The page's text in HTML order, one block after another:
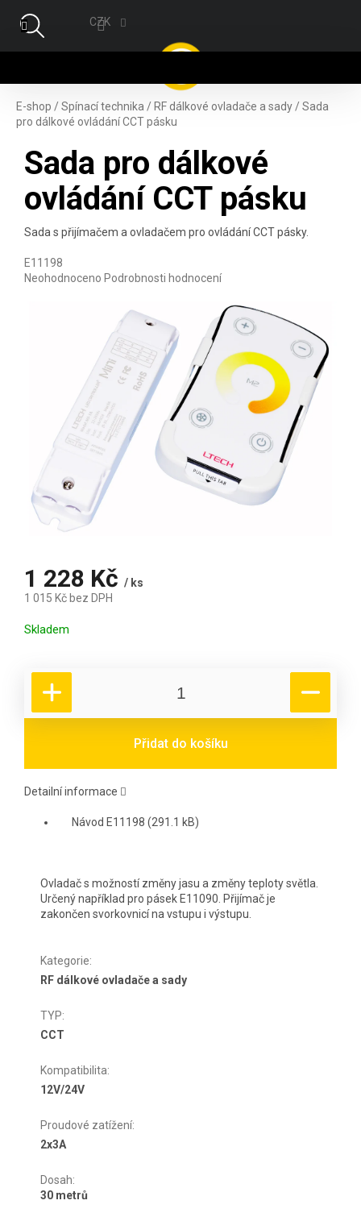
CZK
E-shop /Spínací technika / RF dálkové ovladače a sady /Sada
pro dálkové ovládání CCT pásku
Sada pro dálkové
ovládání CCT pásku
Sada s přijímačem a ovladačem pro ovládání CCT pásky.
E11198
Průměrné hodnocení produktu je 0,0 z 5 hvězdiček.
Neohodnoceno Podrobnosti hodnocení
1 228 Kč / ks
1 015 Kč bez DPH
Skladem
Přidat do košíku
Detailní informace
Návod E11198 (291.1 kB)
Ovladač s možností změny jasu a změny teploty světla.
Určený například pro pásek E11090. Přijímač je
zakončen svorkovnicí na vstupu i výstupu.
Kategorie:
RF dálkové ovladače a sady
TYP:
CCT
Kompatibilita:
12V/24V
Proudové zatížení:
2x3A
Dosah:
30 metrů